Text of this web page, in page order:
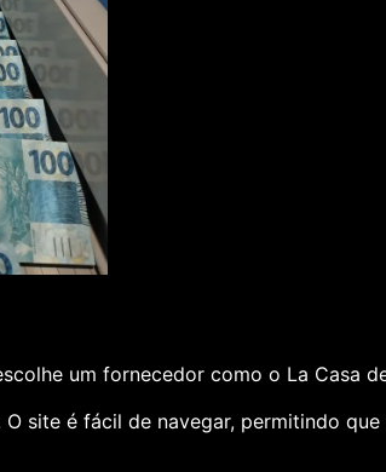
um fornecedor como o La Casa
site é fácil de navegar, permitindo